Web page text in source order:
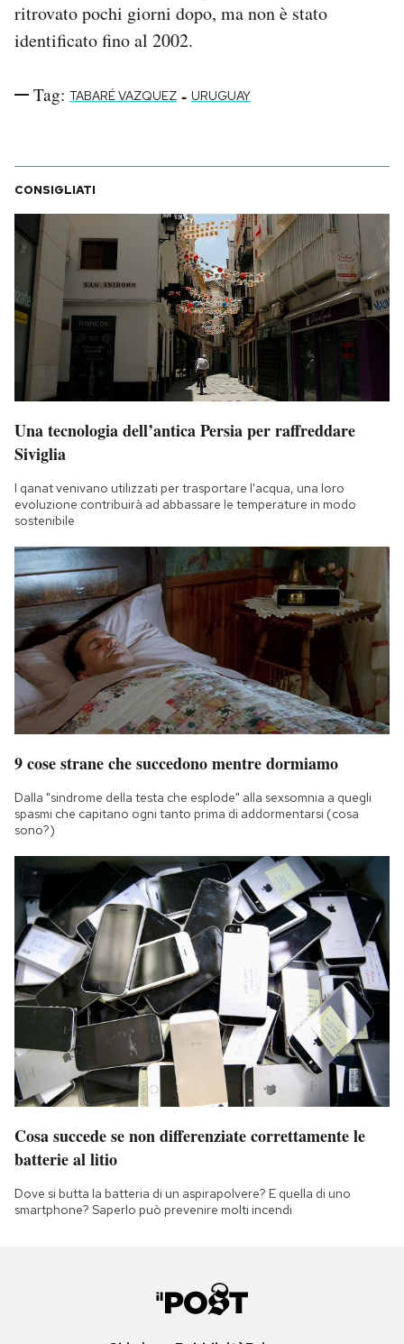
ritrovato pochi giorni dopo, ma non è stato
identificato fino al 2002.
Tag: TABARÉ VAZQUEZ - URUGUAY
CONSIGLIATI
Una tecnologia dell’antica Persia per raffreddare
Siviglia
I qanat venivano utilizzati per trasportare l'acqua, una loro
evoluzione contribuirà ad abbassare le temperature in modo
sostenibile
9 cose strane che succedono mentre dormiamo
Dalla "sindrome della testa che esplode" alla sexsomnia a quegli
spasmi che capitano ogni tanto prima di addormentarsi (cosa
sono?)
Cosa succede se non differenziate correttamente le
batterie al litio
Dove si butta la batteria di un aspirapolvere? E quella di uno
smartphone? Saperlo può prevenire molti incendi